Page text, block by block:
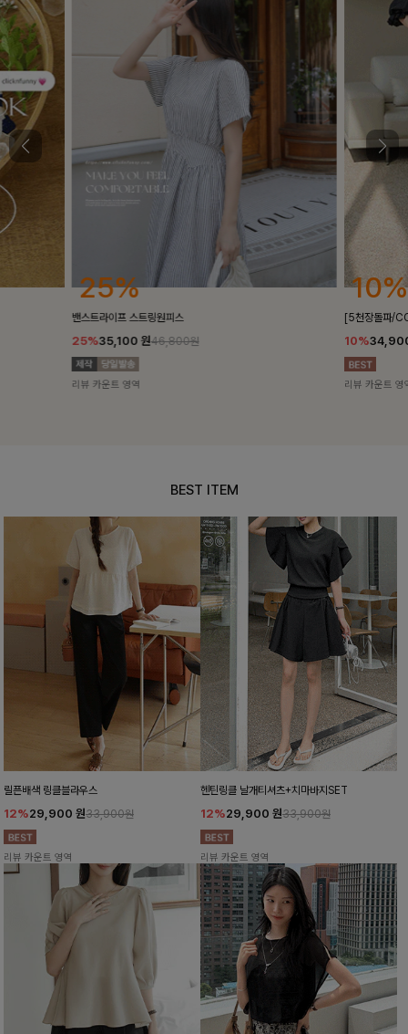
10%
[5천장돌파/COOL]멜틴 퍼프블라우스
10%34,900원38,700원
리뷰 카운트 영역
18%
켄픈배색 스트
18%
리뷰 카운트 영
BEST ITEM
릴픈배색 링클블라우스
12%29,900 원33,900원
리뷰 카운트 영역
헨틴링클 날개티셔츠+치마바지SET
12%29,900 원33,900원
리뷰 카운트 영역